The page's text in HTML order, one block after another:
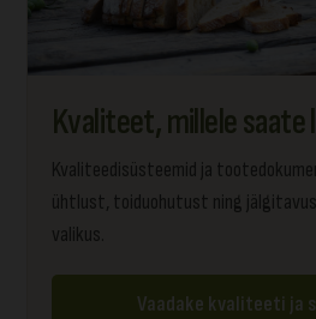
Kvaliteet, millele saate
Kvaliteedisüsteemid ja
ühtlust, toiduohutust ning
valikus.
Vaadake kvaliteeti ja